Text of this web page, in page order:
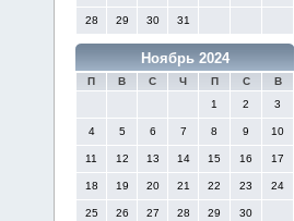
28 29 30 31
Ноябрь 2024
П В С Ч П С
В
1
2 3
4 5 6 7 8 9 10
11 12 13 14 15 16 17
18 19 20 21 22 23 24
25 26 27 28 29 30